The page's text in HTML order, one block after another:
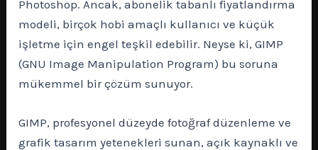
Photoshop. Ancak, abonelik tabanlı fiyatlandırma
modeli, birçok hobi amaçlı kullanıcı ve küçük
işletme için engel teşkil edebilir. Neyse ki, GIMP
(GNU Image Manipulation Program) bu soruna
mükemmel bir çözüm sunuyor.
GIMP, profesyonel düzeyde fotoğraf düzenleme ve
grafik tasarım yetenekleri sunan, açık kaynaklı ve